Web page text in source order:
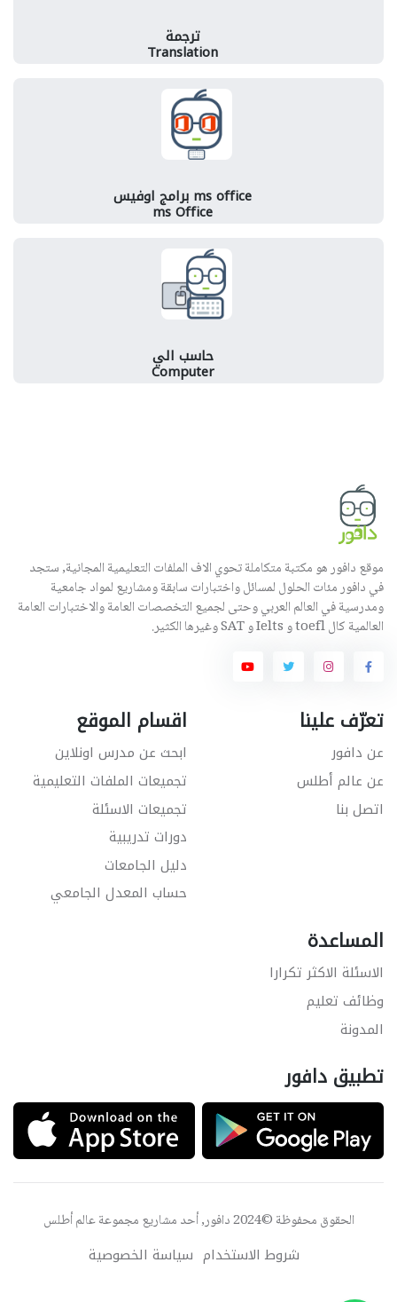
ترجمة
Translation
ms office برامج اوفيس
ms Office
حاسب الي
Computer
موقع دافور هو مكتبة متكاملة تحوي الاف الملفات التعليمية المجانية, ستجد
في دافور مئات الحلول لمسائل واختبارات سابقة ومشاريع لمواد جامعية
ومدرسية في العالم العربي وحتى لجميع التخصصات العامة والاختبارات العامة
العالمية كال toefl و Ielts و SAT وغيرها الكثير.
تعرّف علينا
عن دافور
عن عالم أطلس
اتصل بنا
اقسام الموقع
ابحث عن مدرس اونلاين
تجميعات الملفات التعليمية
تجميعات الاسئلة
دورات تدريبية
دليل الجامعات
حساب المعدل الجامعي
المساعدة
الاسئلة الاكثر تكرارا
وظائف تعليم
المدونة
تطبيق دافور
الحقوق محفوظة ©2024 دافور, أحد مشاريع مجموعة عالم أطلس
شروط الاستخدام سياسة الخصوصية